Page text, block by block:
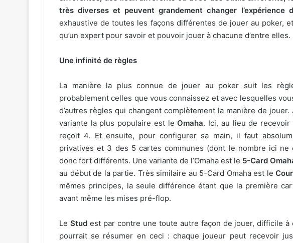
très diverses et peuvent grandement changer l’expérience
exhaustive de toutes les façons différentes de jouer au poker,
qu’un expert pour savoir et pouvoir jouer à chacune d’entre elles.
Une infinité de règles
La manière la plus connue de jouer au poker suit les
probablement celles que vous connaissez et avec lesquelles
d’autres règles qui changent complètement la manière de jouer.
variante la plus populaire est leOmaha. Ici, au lieu de recevoir
reçoit 4. Et ensuite, pour configurer sa main, il faut
privatives et 3 des 5 cartes communes (dont le nombre ici ne
donc fort différents. Une variante de l’Omaha est le 5-Card
au début de la partie. Très similaire au 5-Card Omaha est le
mêmes principes, la seule différence étant que la première
avant même les mises pré-flop.
Le Studest par contre une toute autre façon de jouer, difficile à
pourrait se résumer en ceci : chaque joueur peut recevoir